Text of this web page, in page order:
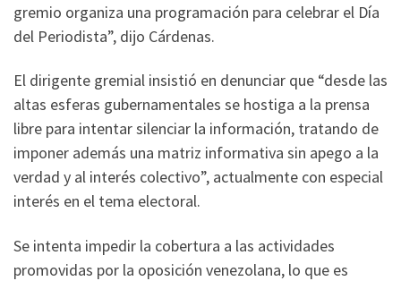
gremio organiza una programación para celebrar el Día
del Periodista”, dijo Cárdenas.
El dirigente gremial insistió en denunciar que “desde las
altas esferas gubernamentales se hostiga a la prensa
libre para intentar silenciar la información, tratando de
imponer además una matriz informativa sin apego a la
verdad y al interés colectivo”, actualmente con especial
interés en el tema electoral.
Se intenta impedir la cobertura a las actividades
promovidas por la oposición venezolana, lo que es